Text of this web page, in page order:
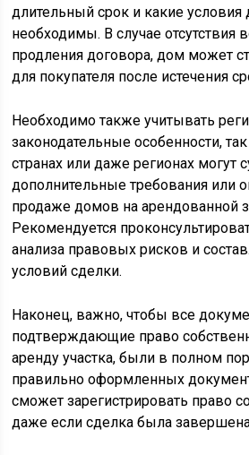
длительный срок и какие условия
необходимы. В случае отсутствия
продления договора, дом может
для покупателя после истечения
Необходимо также учитывать
законодательные особенности,
странах или даже регионах могут
дополнительные требования или
продаже домов на арендованной
Рекомендуется
анализа правовых рисков и
условий сделки.
Наконец, важно, чтобы все
подтверждающие право
аренду участка, были в полном
правильно оформленных
сможет зарегистрировать право
даже если сделка была